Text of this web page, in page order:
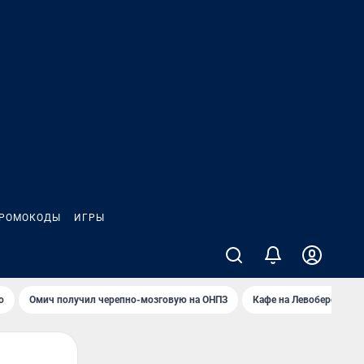
ИГРЫ
Омич получил черепно-мозговую на ОНПЗ Кафе на Левобережье